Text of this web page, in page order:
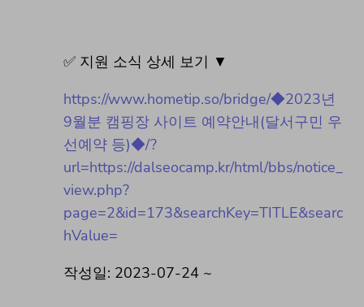
✅ 지원 소식 상세 보기 ▼
https://www.hometip.so/bridge/◆2023년
9월분 캠핑장 사이트 예약안내(달서구민 우
선예약 등)◆/?
url=https://dalseocamp.kr/html/bbs/notice_
view.php?
page=2&id=173&searchKey=TITLE&searc
hValue=
작성일: 2023-07-24 ~